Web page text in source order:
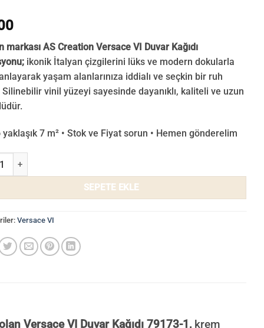
markası AS Creation Versace VI Duvar Kağıdı
ikonik İtalyan çizgilerini lüks ve modern dokularla
yaşam alanlarınıza iddialı ve seçkin bir ruh
Silinebilir vinil yüzeyi sayesinde dayanıklı, kaliteli ve uzun
yaklaşık 7 m² • Stok ve Fiyat sorun • Hemen gönderelim
VI Duvar Kağıdı 79173-1 adet
SEPETE EKLE
Versace VI
Versace VI Duvar Kağıdı 79173-1, krem